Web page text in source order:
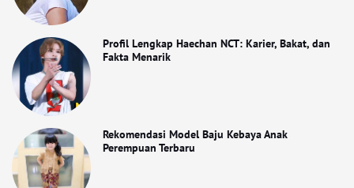
Profil Lengkap Haechan NCT: Karier, Bakat, dan
Fakta Menarik
Rekomendasi Model Baju Kebaya Anak
Perempuan Terbaru